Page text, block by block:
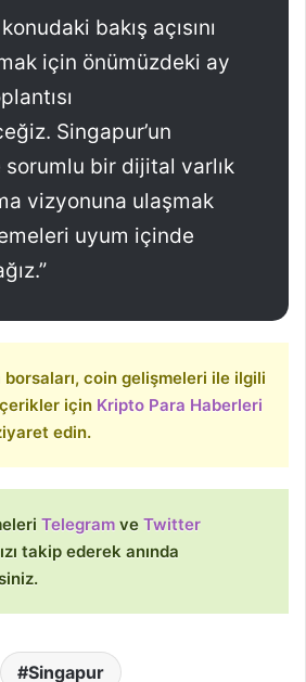
bakış açısını
için önümüzdeki ay
Singapur’un
bir dijital varlık
vizyonuna ulaşmak
uyum içinde
coin gelişmeleri ile ilgili
için Kripto Para Haberleri
edin.
Telegram ve Twitter
takip ederek anında
Singapur